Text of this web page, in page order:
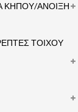
ΚΗΠΟΥ/ΑΝΟΙΞΗ
ΤΟΙΧΟΥ